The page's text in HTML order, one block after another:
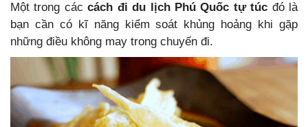
Một trong cáccách đi du lịch Phú Quốc tự túc đó là
bạn cần có kĩ năng kiểm soát khủng hoảng khi gặp
những điều không may trong chuyến đi.